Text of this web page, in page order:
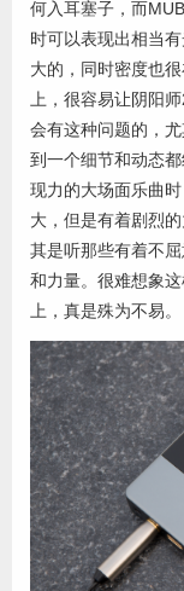
何入耳塞子，而
时可以表现出相当
大的，同时密度也
上，很容易让阴阳
会有这种问题的，
到一个细节和动态
现力的大场面乐曲
大，但是有着剧烈
其是听那些有着不
和力量。很难想象
上，真是殊为不易。